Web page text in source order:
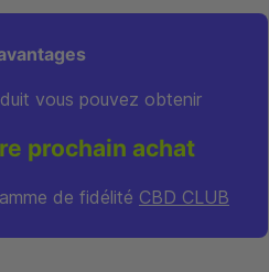
vous pouvez obtenir
prochain achat
de fidélité CBD CLUB